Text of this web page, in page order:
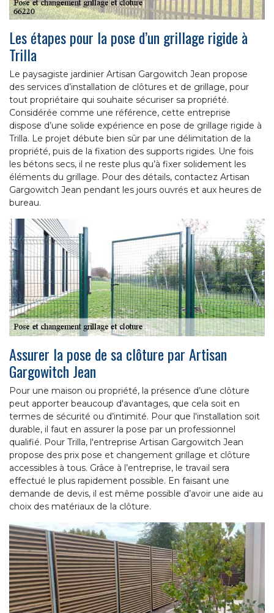
Les étapes pour la pose d’un grillage rigide à
Trilla
Le paysagiste jardinier Artisan Gargowitch Jean propose
des services d’installation de clôtures et de grillage, pour
tout propriétaire qui souhaite sécuriser sa propriété.
Considérée comme une référence, cette entreprise
dispose d’une solide expérience en pose de grillage rigide à
Trilla. Le projet débute bien sûr par une délimitation de la
propriété, puis de la fixation des supports rigides. Une fois
les bétons secs, il ne reste plus qu’à fixer solidement les
éléments du grillage. Pour des détails, contactez Artisan
Gargowitch Jean pendant les jours ouvrés et aux heures de
bureau.
Assurer la pose de sa clôture par Artisan
Gargowitch Jean
Pour une maison ou propriété, la présence d’une clôture
peut apporter beaucoup d'avantages, que cela soit en
termes de sécurité ou d’intimité. Pour que l'installation soit
durable, il faut en assurer la pose par un professionnel
qualifié. Pour Trilla, l'entreprise Artisan Gargowitch Jean
propose des prix pose et changement grillage et clôture
accessibles à tous. Grâce à l’entreprise, le travail sera
effectué le plus rapidement possible. En faisant une
demande de devis, il est même possible d’avoir une aide au
choix des matériaux de la clôture.